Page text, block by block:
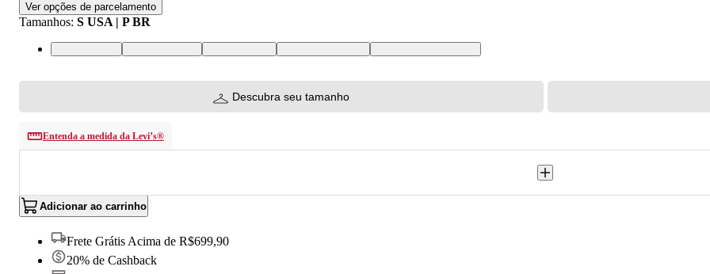
Ver opções de parcelamento
Tamanhos: S USA | P BR
S USA | P BRM USA | M BRL USA | G BRXL USA | GG BRXXL USA | EGG BR
Descubra seu tamanho
Entenda a medida da Levi’s®
Adicionar ao carrinho
Frete Grátis Acima de R$699,90
20% de Cashback